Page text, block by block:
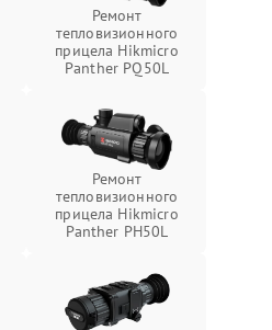
Ремонт
тепловизионного
прицела Hikmicro
Panther PQ50L
Ремонт
тепловизионного
прицела Hikmicro
Panther PH50L